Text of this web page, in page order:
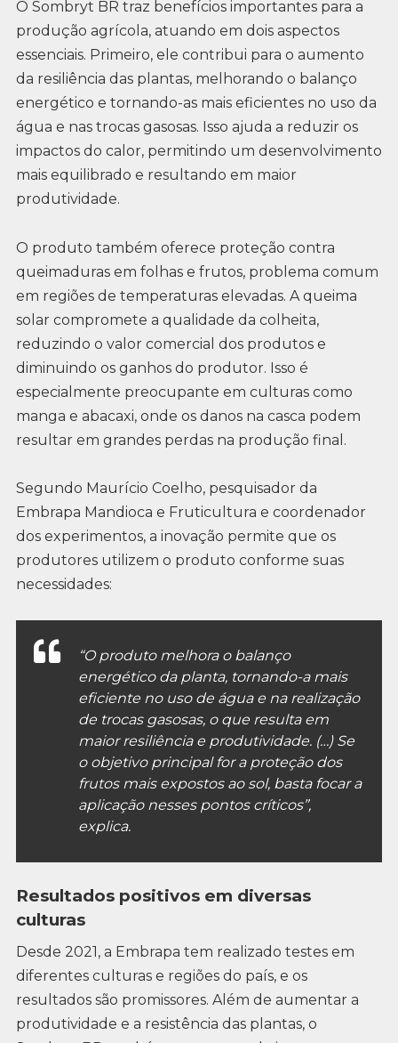
O Sombryt BR traz benefícios importantes para a
produção agrícola, atuando em dois aspectos
essenciais. Primeiro, ele contribui para o aumento
da resiliência das plantas, melhorando o balanço
energético e tornando-as mais eficientes no uso da
água e nas trocas gasosas. Isso ajuda a reduzir os
impactos do calor, permitindo um desenvolvimento
mais equilibrado e resultando em maior
produtividade.
O produto também oferece proteção contra
queimaduras em folhas e frutos, problema comum
em regiões de temperaturas elevadas. A queima
solar compromete a qualidade da colheita,
reduzindo o valor comercial dos produtos e
diminuindo os ganhos do produtor. Isso é
especialmente preocupante em culturas como
manga e abacaxi, onde os danos na casca podem
resultar em grandes perdas na produção final.
Segundo Maurício Coelho, pesquisador da
Embrapa Mandioca e Fruticultura e coordenador
dos experimentos, a inovação permite que os
produtores utilizem o produto conforme suas
necessidades:
“O produto melhora o balanço
energético da planta, tornando-a mais
eficiente no uso de água e na realização
de trocas gasosas, o que resulta em
maior resiliência e produtividade. (…) Se
o objetivo principal for a proteção dos
frutos mais expostos ao sol, basta focar a
aplicação nesses pontos críticos”,
explica.
Resultados positivos em diversas
culturas
Desde 2021, a Embrapa tem realizado testes em
diferentes culturas e regiões do país, e os
resultados são promissores. Além de aumentar a
produtividade e a resistência das plantas, o